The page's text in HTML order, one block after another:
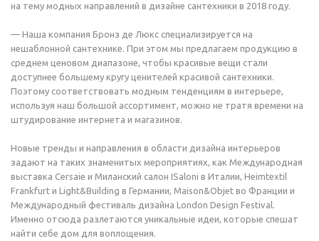
на тему модных направлений в дизайне сантехники в 2018 году.
— Наша компания Бронз де Люкс специализируется на
нешаблонной сантехнике. При этом мы предлагаем продукцию в
среднем ценовом диапазоне, чтобы красивые вещи стали
доступнее большему кругу ценителей красивой сантехники.
Поэтому соответствовать модным тенденциям в интерьере,
используя наш большой ассортимент, можно не тратя времени на
штудирование интернета и магазинов.
Новые тренды и направления в области дизайна интерьеров
задают на таких знаменитых мероприятиях, как Международная
выставка Cersaie и Миланский салон ISaloni в Италии, Heimtextil
Frankfurt и Light&Building в Германии, Maison&Objet во Франции и
Международный фестиваль дизайна London Design Festival.
Именно отсюда разлетаются уникальные идеи, которые спешат
найти себе дом для воплощения.